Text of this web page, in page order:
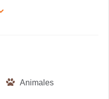
Animales